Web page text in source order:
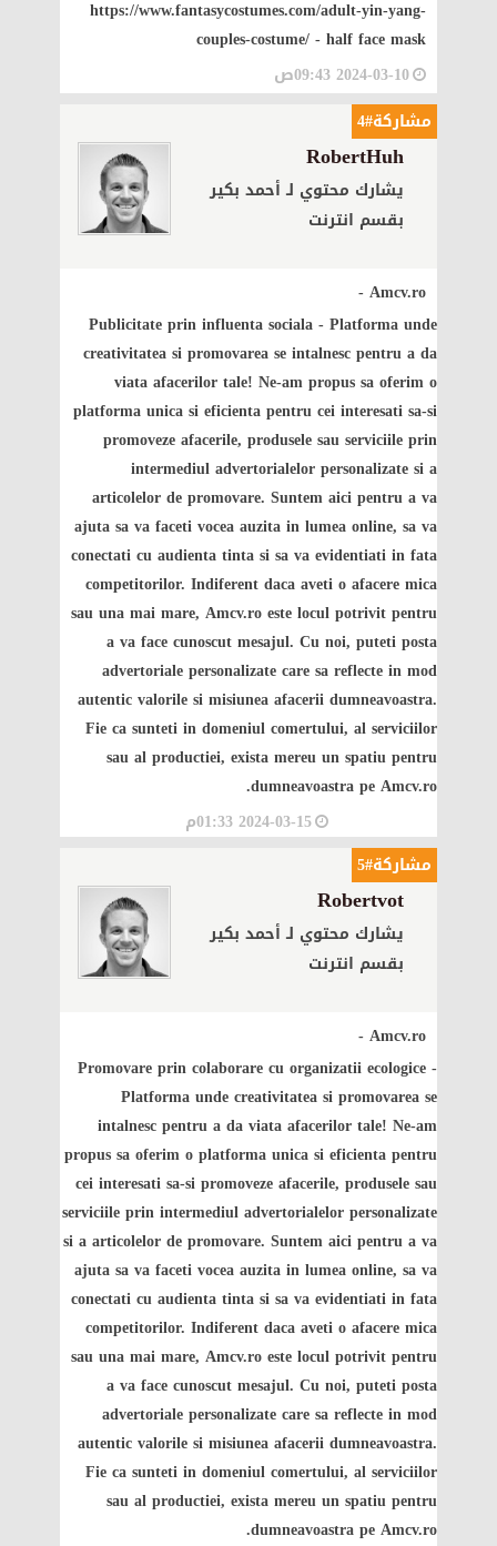
https://www.fantasycostumes.com/adult-yin-yang-
couples-costume/ - half face mask
2024-03-10 09:43ص
مشاركة#4
RobertHuh
يشارك محتوي لـ أحمد بكير
بقسم انترنت
Amcv.ro -
Publicitate prin influenta sociala- Platforma unde
creativitatea si promovarea se intalnesc pentru a da
viata afacerilor tale! Ne-am propus sa oferim o
platforma unica si eficienta pentru cei interesati sa-si
promoveze afacerile, produsele sau serviciile prin
intermediul advertorialelor personalizate si a
articolelor de promovare. Suntem aici pentru a va
ajuta sa va faceti vocea auzita in lumea online, sa va
conectati cu audienta tinta si sa va evidentiati in fata
competitorilor. Indiferent daca aveti o afacere mica
sau una mai mare, Amcv.ro este locul potrivit pentru
a va face cunoscut mesajul. Cu noi, puteti posta
advertoriale personalizate care sa reflecte in mod
autentic valorile si misiunea afacerii dumneavoastra.
Fie ca sunteti in domeniul comertului, al serviciilor
sau al productiei, exista mereu un spatiu pentru
dumneavoastra pe Amcv.ro.
2024-03-15 01:33م
مشاركة#5
Robertvot
يشارك محتوي لـ أحمد بكير
بقسم انترنت
Amcv.ro -
Promovare prin colaborare cu organizatii ecologice-
Platforma unde creativitatea si promovarea se
intalnesc pentru a da viata afacerilor tale! Ne-am
propus sa oferim o platforma unica si eficienta pentru
cei interesati sa-si promoveze afacerile, produsele sau
serviciile prin intermediul advertorialelor personalizate
si a articolelor de promovare. Suntem aici pentru a va
ajuta sa va faceti vocea auzita in lumea online, sa va
conectati cu audienta tinta si sa va evidentiati in fata
competitorilor. Indiferent daca aveti o afacere mica
sau una mai mare, Amcv.ro este locul potrivit pentru
a va face cunoscut mesajul. Cu noi, puteti posta
advertoriale personalizate care sa reflecte in mod
autentic valorile si misiunea afacerii dumneavoastra.
Fie ca sunteti in domeniul comertului, al serviciilor
sau al productiei, exista mereu un spatiu pentru
dumneavoastra pe Amcv.ro.